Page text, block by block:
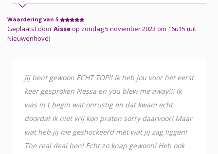
Waardering van 5
Geplaatst doorAisseop zondag 5 november 2023 om 16u15 (uit
Nieuwenhove)
Jij bent gewoon ECHT TOP!! Ik heb jou voor het eerst
keer gesproken Nessa en you blew me away!!! Ik
was in t begin wat onrustig en dat kwam echt
doordat ik niet vrij kon praten sorry daarvoor! Maar
wat heb jij me geshockeerd met wat jij zag liggen!
The real deal ben! Echt zo knap gewoon! Heb ook